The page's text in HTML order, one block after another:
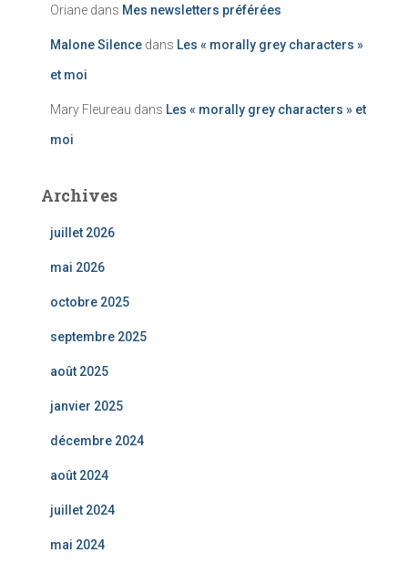
Oriane dans Mes newsletters préférées
Malone Silence dans Les « morally grey characters »
et moi
Mary Fleureau dans Les « morally grey characters » et
moi
Archives
juillet 2026
mai 2026
octobre 2025
septembre 2025
août 2025
janvier 2025
décembre 2024
août 2024
juillet 2024
mai 2024